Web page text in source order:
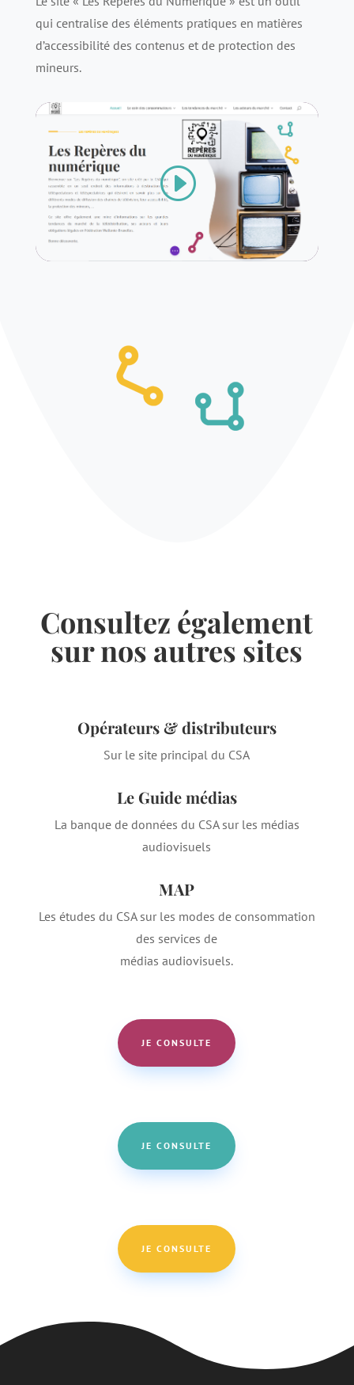
qui centralise des éléments pratiques en matières
d’accessibilité des contenus et de protection des
mineurs.
Consultez également
sur nos autres sites
Opérateurs & distributeurs
Sur le site principal du CSA
Le Guide médias
La banque de données du CSA sur les médias
audiovisuels
MAP
Les études du CSA sur les modes de consommation
des services de
médias audiovisuels.
JE CONSULTE
JE CONSULTE
JE CONSULTE